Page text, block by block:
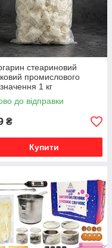
стеариновий
промислового
1 кг
до відправки
₴
Купити